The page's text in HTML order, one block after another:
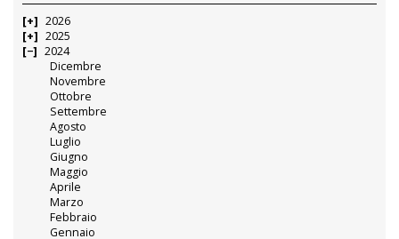
2026
2025
2024
Dicembre
Novembre
Ottobre
Settembre
Agosto
Luglio
Giugno
Maggio
Aprile
Marzo
Febbraio
Gennaio